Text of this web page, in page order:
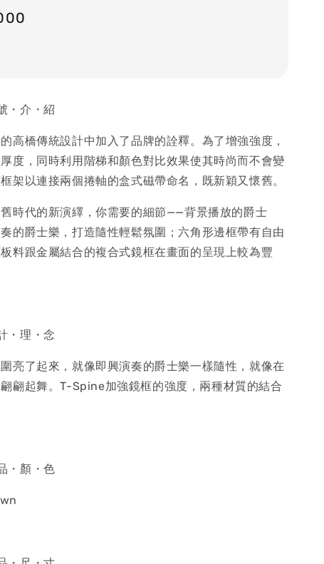
・介・紹
高橋傳統設計中加入了品牌的詮釋。為了增強強度，
度，同時利用階梯和顏色對比效果使其時尚而不會變
架以連接兩個捲軸的盒式磁帶命名，既新穎又懷舊。
時代的新演繹，你需要的細節——背景播放的爵士
的爵士樂，打造隨性輕鬆氛圍；六角形邊框帶有自由
料跟金屬結合的複合式鏡框在畫面的呈現上較為豐
・理・念
亮了起來，就像即興演奏的爵士樂一樣隨性，就像在
翩起舞。T-Spine加強鏡框的強度，兩種材質的結合
・顏・色